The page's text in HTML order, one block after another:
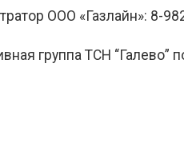
ООО «Газлайн»: 8-
группа ТСН “Галево”